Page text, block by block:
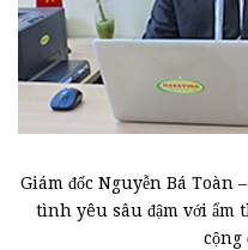
Giám đốc Nguyễn Bá Toàn
tình yêu sâu đậm với ẩm
cộng